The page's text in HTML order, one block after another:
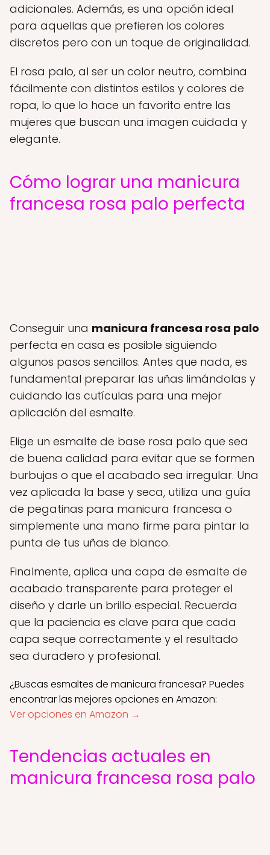
adicionales. Además, es una opción ideal
para aquellas que prefieren los colores
discretos pero con un toque de originalidad.
El rosa palo, al ser un color neutro, combina
fácilmente con distintos estilos y colores de
ropa, lo que lo hace un favorito entre las
mujeres que buscan una imagen cuidada y
elegante.
Cómo lograr una manicura
francesa rosa palo perfecta
Conseguir una manicura francesa rosa palo
perfecta en casa es posible siguiendo
algunos pasos sencillos. Antes que nada, es
fundamental preparar las uñas limándolas y
cuidando las cutículas para una mejor
aplicación del esmalte.
Elige un esmalte de base rosa palo que sea
de buena calidad para evitar que se formen
burbujas o que el acabado sea irregular. Una
vez aplicada la base y seca, utiliza una guía
de pegatinas para manicura francesa o
simplemente una mano firme para pintar la
punta de tus uñas de blanco.
Finalmente, aplica una capa de esmalte de
acabado transparente para proteger el
diseño y darle un brillo especial. Recuerda
que la paciencia es clave para que cada
capa seque correctamente y el resultado
sea duradero y profesional.
¿Buscas esmaltes de manicura francesa? Puedes
encontrar las mejores opciones en Amazon:
Ver opciones en Amazon →
Tendencias actuales en
manicura francesa rosa palo